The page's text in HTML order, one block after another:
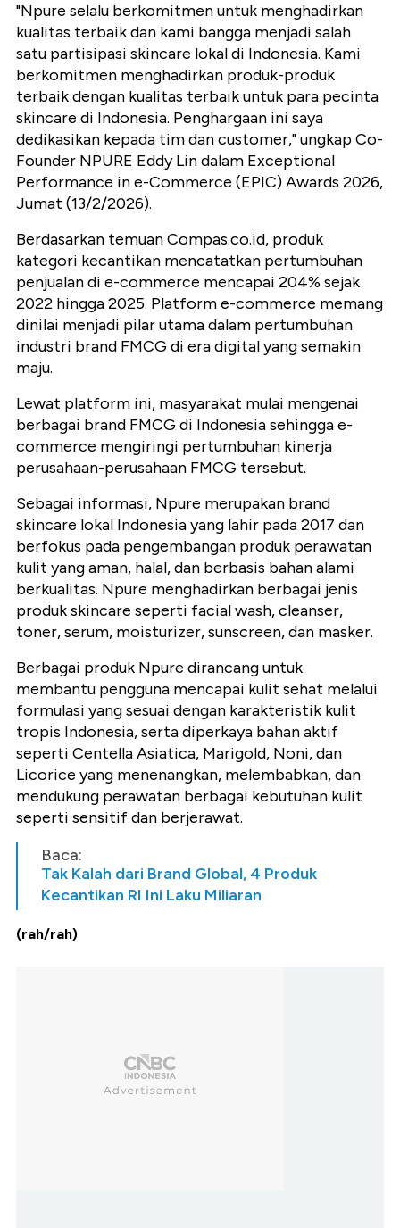
"Npure selalu berkomitmen untuk menghadirkan
kualitas terbaik dan kami bangga menjadi salah
satu partisipasi skincare lokal di Indonesia. Kami
berkomitmen menghadirkan produk-produk
terbaik dengan kualitas terbaik untuk para pecinta
skincare di Indonesia. Penghargaan ini saya
dedikasikan kepada tim dan customer," ungkap Co-
Founder NPURE Eddy Lin dalam Exceptional
Performance in e-Commerce (EPIC) Awards 2026,
Jumat (13/2/2026).
Berdasarkan temuan Compas.co.id, produk
kategori kecantikan mencatatkan pertumbuhan
penjualan di e-commerce mencapai 204% sejak
2022 hingga 2025. Platform e-commerce memang
dinilai menjadi pilar utama dalam pertumbuhan
industri brand FMCG di era digital yang semakin
maju.
Lewat platform ini, masyarakat mulai mengenai
berbagai brand FMCG di Indonesia sehingga e-
commerce mengiringi pertumbuhan kinerja
perusahaan-perusahaan FMCG tersebut.
Sebagai informasi, Npure merupakan brand
skincare lokal Indonesia yang lahir pada 2017 dan
berfokus pada pengembangan produk perawatan
kulit yang aman, halal, dan berbasis bahan alami
berkualitas. Npure menghadirkan berbagai jenis
produk skincare seperti facial wash, cleanser,
toner, serum, moisturizer, sunscreen, dan masker.
Berbagai produk Npure dirancang untuk
membantu pengguna mencapai kulit sehat melalui
formulasi yang sesuai dengan karakteristik kulit
tropis Indonesia, serta diperkaya bahan aktif
seperti Centella Asiatica, Marigold, Noni, dan
Licorice yang menenangkan, melembabkan, dan
mendukung perawatan berbagai kebutuhan kulit
seperti sensitif dan berjerawat.
Baca:
Tak Kalah dari Brand Global, 4 Produk
Kecantikan RI Ini Laku Miliaran
(rah/rah)